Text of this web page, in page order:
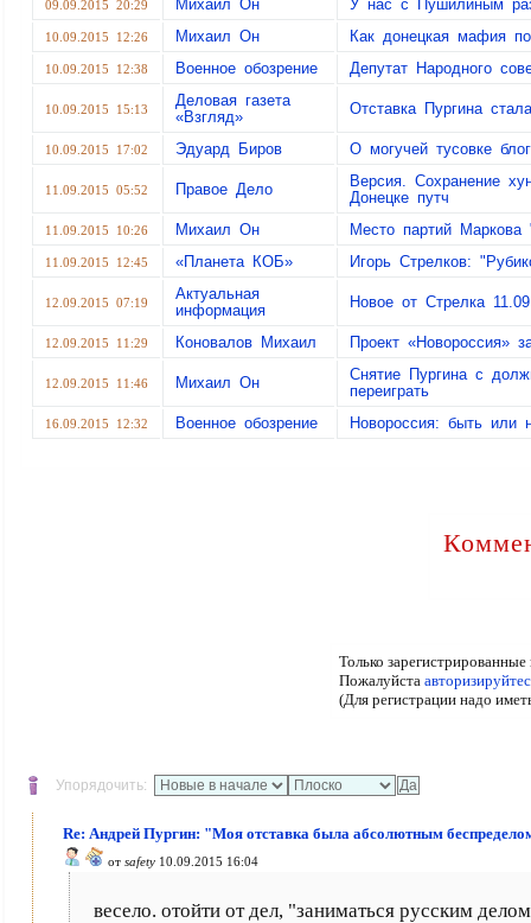
09.09.2015 20:29 Михаил Он У нас с Пушилиным
10.09.2015 12:26 Михаил Он Как донецкая мафия
10.09.2015 12:38 Военное обозрение Депутат Народного
10.09.2015 15:13
Деловая газета
«Взгляд»
Отставка Пургина
10.09.2015 17:02 Эдуард Биров О могучей тусовке
11.09.2015 05:52 Правое Дело
Версия. Сохранение
Донецке путч
11.09.2015 10:26 Михаил Он Место партий
11.09.2015 12:45 «Планета КОБ» Игорь Стрелков:
12.09.2015 07:19
Актуальная
информация
Новое от Стрелка
12.09.2015 11:29 Коновалов Михаил Проект «Новороссия»
12.09.2015 11:46 Михаил Он
Снятие Пургина с
переиграть
16.09.2015 12:32 Военное обозрение Новороссия: быть или
Только
Пожалуйста
(Для регистрации надо
Упорядочить:
Re: Андрей Пургин: "Моя отставка была абсолютным
от safety 10.09.2015 16:04
весело. отойти от дел, "заниматься русским